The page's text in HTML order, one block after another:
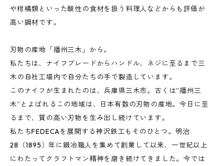
や柑橘類といった酸性の食材を扱う料理人などからも評価が
高い鋼材です。
刃物の産地「播州三木」から。
私たちは、ナイフブレードからハンドル、ネジに至るまで三
木の自社工場内で自分たちの手で製造しています。
このナイフが生まれたのは、兵庫県三木市。古くは”播州三
木”とよばれるこの地域は、日本有数の刃物の産地。今日に至
るまで、質の高い刃物を生み出し続けています。
私たちFEDECAを展開する神沢鉄工もそのひとつ。明治
28（1895）年に鍛冶職人を集めて創業して以来、一世紀以上
にわたってクラフトマン精神を磨き続けてきました。今では